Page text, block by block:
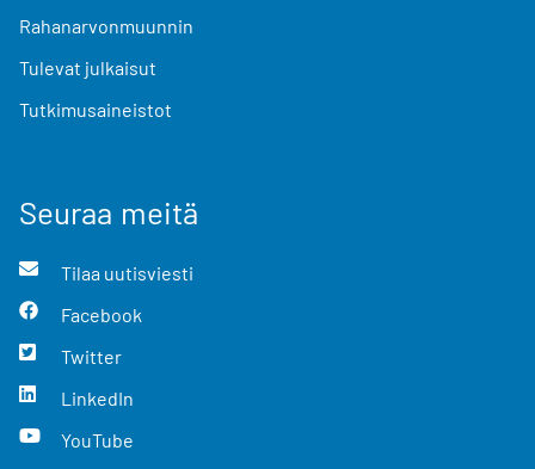
Rahanarvonmuunnin
Tulevat julkaisut
Tutkimusaineistot
Seuraa meitä
Tilaa uutisviesti
Facebook
Twitter
LinkedIn
YouTube